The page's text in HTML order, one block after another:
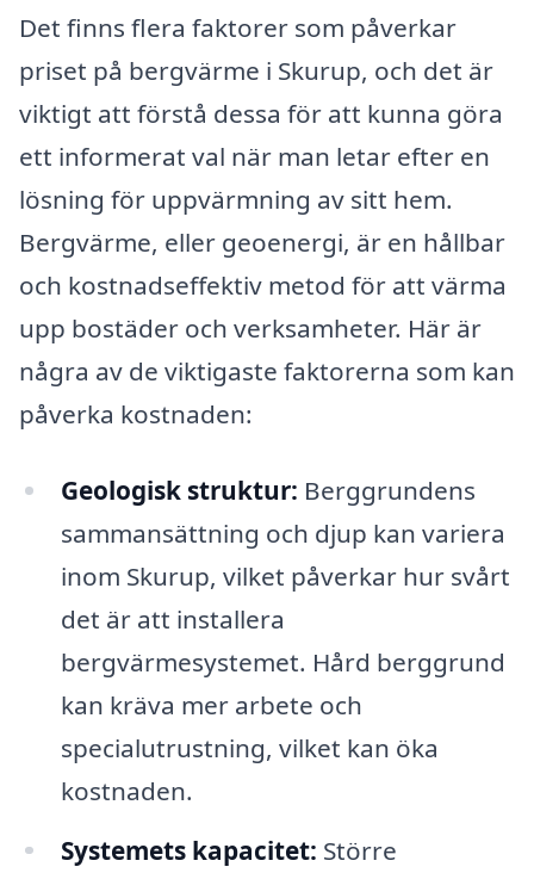
Det finns flera faktorer som påverkar
priset på bergvärme i Skurup, och det är
viktigt att förstå dessa för att kunna göra
ett informerat val när man letar efter en
lösning för uppvärmning av sitt hem.
Bergvärme, eller geoenergi, är en hållbar
och kostnadseffektiv metod för att värma
upp bostäder och verksamheter. Här är
några av de viktigaste faktorerna som kan
påverka kostnaden:
Geologisk struktur: Berggrundens
sammansättning och djup kan variera
inom Skurup, vilket påverkar hur svårt
det är att installera
bergvärmesystemet. Hård berggrund
kan kräva mer arbete och
specialutrustning, vilket kan öka
kostnaden.
Systemets kapacitet: Större